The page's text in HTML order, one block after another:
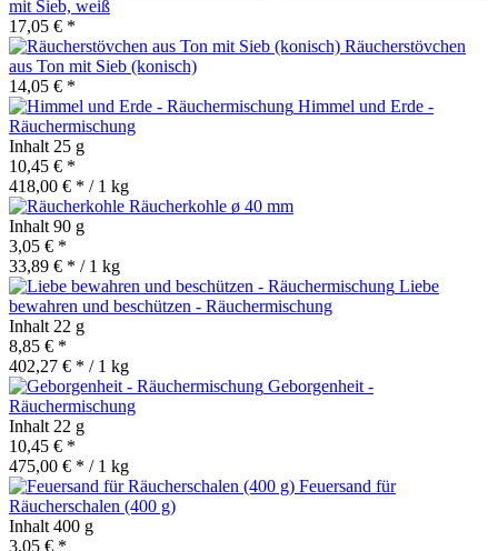
mit Sieb, weiß
17,05 € *
Räucherstövchen
aus Ton mit Sieb (konisch)
14,05 € *
Himmel und Erde -
Räuchermischung
Inhalt 25 g
10,45 € *
418,00 € * / 1 kg
Räucherkohle ø 40 mm
Inhalt 90 g
3,05 € *
33,89 € * / 1 kg
Liebe
bewahren und beschützen - Räuchermischung
Inhalt 22 g
8,85 € *
402,27 € * / 1 kg
Geborgenheit -
Räuchermischung
Inhalt 22 g
10,45 € *
475,00 € * / 1 kg
Feuersand für
Räucherschalen (400 g)
Inhalt 400 g
3,05 € *